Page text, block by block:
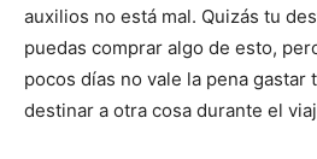
auxilios no está mal. Quizás tu
puedas comprar algo de esto,
pocos días no vale la pena gastar
destinar a otra cosa durante el